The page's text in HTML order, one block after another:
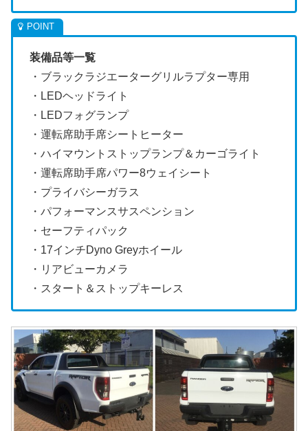
装備品等一覧
・ブラックラジエーターグリルラプター専用
・LEDヘッドライト
・LEDフォグランプ
・運転席助手席シートヒーター
・ハイマウントストップランプ＆カーゴライト
・運転席助手席パワー8ウェイシート
・プライバシーガラス
・パフォーマンスサスペンション
・セーフティパック
・17インチDyno Greyホイール
・リアビューカメラ
・スタート＆ストップキーレス